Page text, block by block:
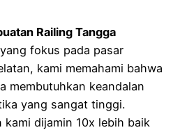
Railing Tangga
yang fokus pada pasar
kami memahami bahwa
membutuhkan keandalan
yang sangat tinggi.
kami dijamin 10x lebih baik